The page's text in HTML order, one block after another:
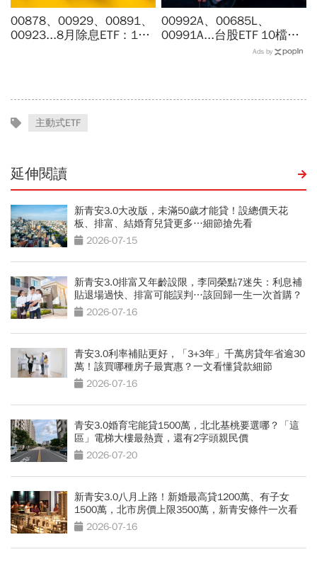
00878、00929、00891、
00923...8月除息ETF：14
00992A、00685L、
00991A...台股ETF 10檔打
贏大盤，這檔主動式ETF漲
Ads by
主動式ETF
延伸閱讀
新青安3.0大改版，未滿50歲才能貸！設總價天花
板、排富、結婚育兒貸更多…細節搶先看
2026-07-15
新青安3.0排富又年齡設限，李同榮點7迷失：利息補
貼退場過快、排富可能誤判…該回歸一生一次首購？
2026-07-16
青安3.0利率補貼更好，「3+3年」千萬房貸年省逾30
萬！該買哪種房子最實惠？一文看懂貸款細節
2026-07-16
青安3.0婚育宅能貸1500萬，北北基桃要選哪？「這
區」電梯大樓最熱賣，還有2字頭親民價
2026-07-20
新青安3.0八月上路！新婚最高貸1200萬、有子女
1500萬，北市房價上限3500萬，新青安條件一次看
2026-07-16